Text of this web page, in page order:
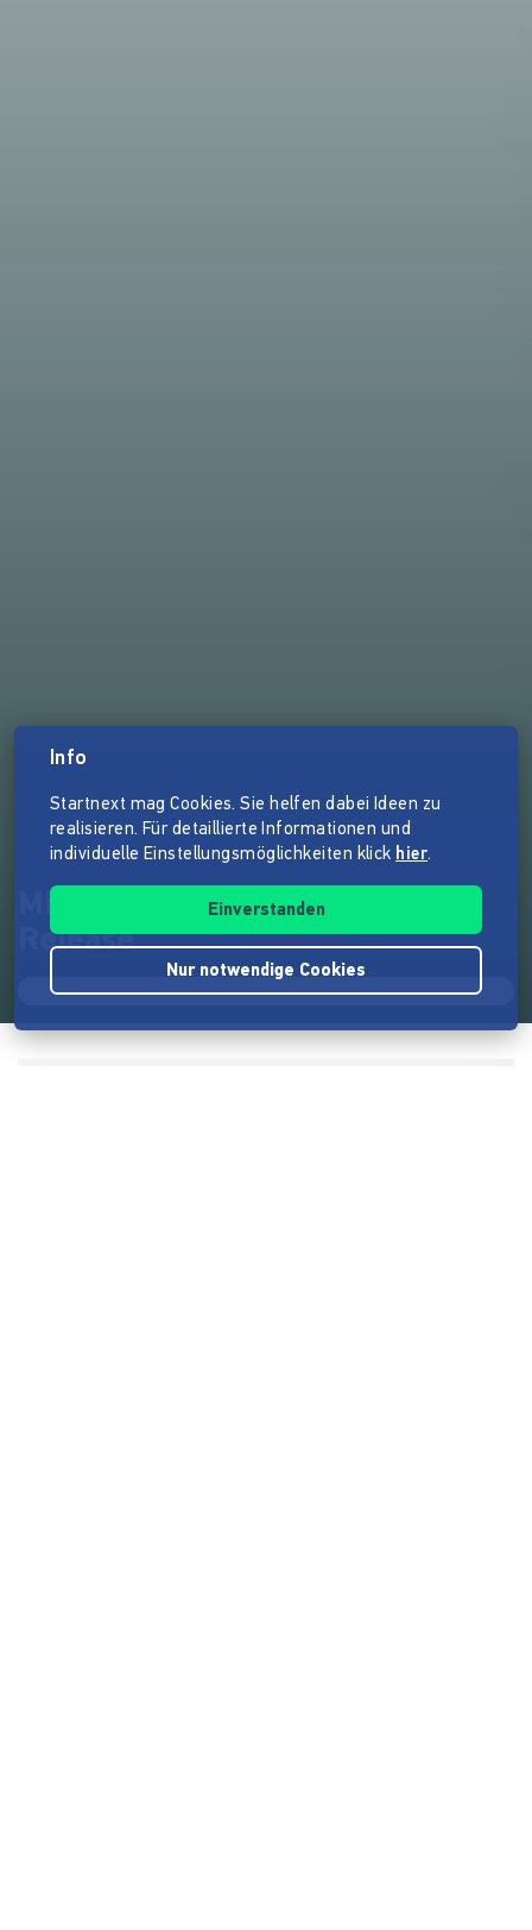
Minotaurus - New Album
Release
Info
Startnext mag Cookies. Sie helfen dabei Ideen zu
realisieren. Für detaillierte Informationen und
individuelle Einstellungsmöglichkeiten klick hier.
Einverstanden
Nur notwendige Cookies